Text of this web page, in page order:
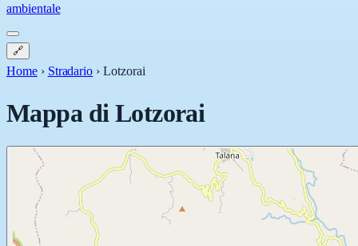
ambientale
🔗
Home › Stradario ›Lotzorai
Mappa diLotzorai